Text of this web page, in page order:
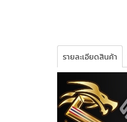
รายละเอียดสินค้า